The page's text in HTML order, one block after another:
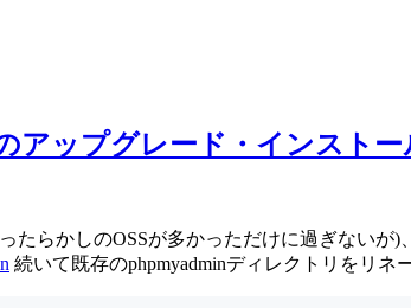
アップグレード・インストー
たらかしのOSSが多かっただけに過ぎないが
続いて既存のphpmyadminディレクトリをリネ